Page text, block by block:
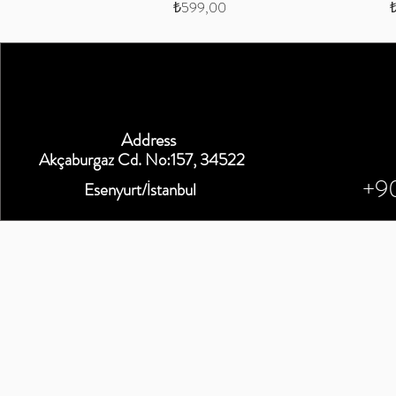
Fiyat
₺599,00
Address
Akçaburgaz Cd. No:157, 34522
Esenyurt/İstanbul